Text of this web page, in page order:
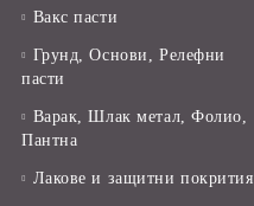
Вакс пасти
Грунд, Основи, Релефни
пасти
Варак, Шлак метал, Фолио,
Пантна
Лакове и защитни покрития